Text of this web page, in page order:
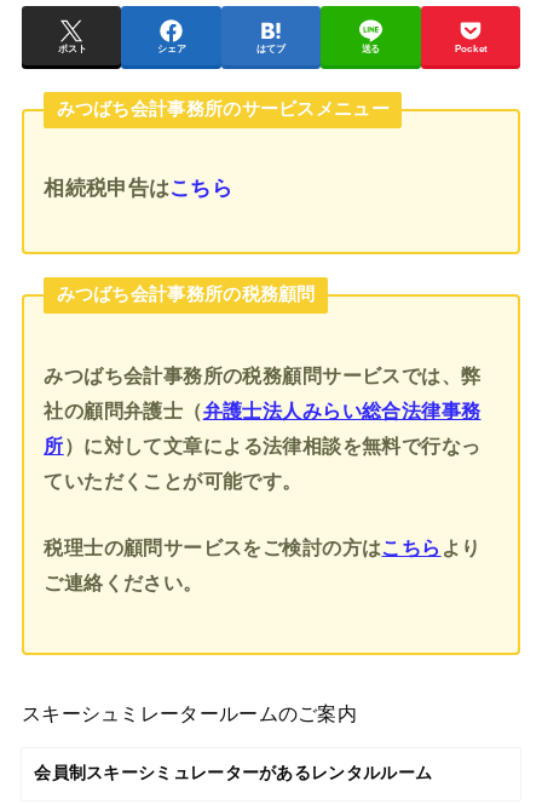
ポスト シェア はてブ 送る Pocket
みつばち会計事務所のサービスメニュー
相続税申告はこちら
みつばち会計事務所の税務顧問
みつばち会計事務所の税務顧問サービスでは、弊
社の顧問弁護士（弁護士法人みらい総合法律事務
所）に対して文章による法律相談を無料で行なっ
ていただくことが可能です。
税理士の顧問サービスをご検討の方はこちら より
ご連絡ください。
スキーシュミレータールームのご案内
会員制スキーシミュレーターがあるレンタルルーム